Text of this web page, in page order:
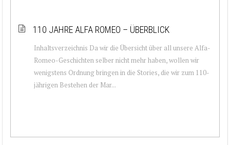
110 JAHRE ALFA ROMEO – ÜBERBLICK
Inhaltsverzeichnis Da wir die Übersicht über all unsere Alfa-
Romeo-Geschichten selber nicht mehr haben, wollen wir
wenigstens Ordnung bringen in die Stories, die wir zum 110-
jährigen Bestehen der Mar...